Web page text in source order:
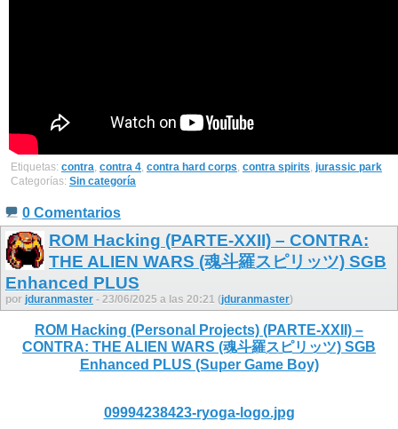
Etiquetas: contra, contra 4, contra hard corps, contra spirits, jurassic park
Categorías: Sin categoría
0 Comentarios
ROM Hacking (PARTE-XXII) – CONTRA:
THE ALIEN WARS (魂斗羅スピリッツ) SGB
Enhanced PLUS
por jduranmaster - 23/06/2025 a las 20:21 (jduranmaster)
ROM Hacking (Personal Projects) (PARTE-XXII) –
CONTRA: THE ALIEN WARS (魂斗羅スピリッツ) SGB
Enhanced PLUS (Super Game Boy)
09994238423-ryoga-logo.jpg